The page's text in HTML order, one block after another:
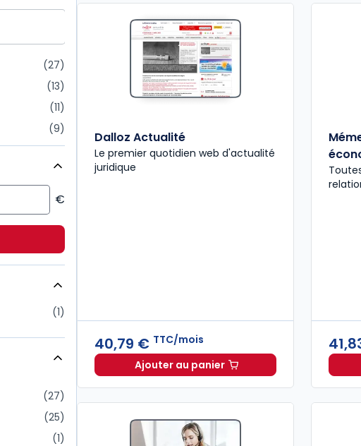
2
27
13
11
9
7
6
5
4
1
27
25
1
Dalloz Actualité
Le premier quotidien web d'actualité
juridique
40,79 € TTC/mois
Ajouter au panierDalloz Actualité à 40,79 € TTC/